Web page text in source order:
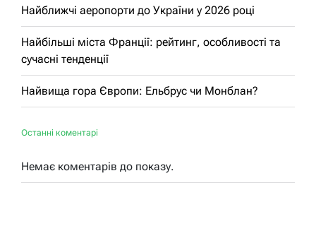
Найближчі аеропорти до України у 2026 році
Найбільші міста Франції: рейтинг, особливості та
сучасні тенденції
Найвища гора Європи: Ельбрус чи Монблан?
Останні коментарі
Немає коментарів до показу.